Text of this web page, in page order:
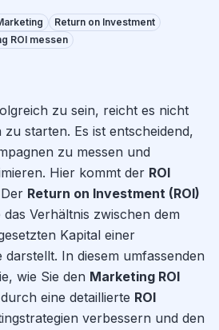
Return on Investment
ROI messen
zu sein, reicht es nicht
starten. Es ist entscheidend,
zu messen und
Hier kommt der ROI
Return on Investment (ROI)
Verhältnis zwischen dem
Kapital einer
In diesem umfassenden
wie Sie den Marketing ROI
eine detaillierte ROI
verbessern und den